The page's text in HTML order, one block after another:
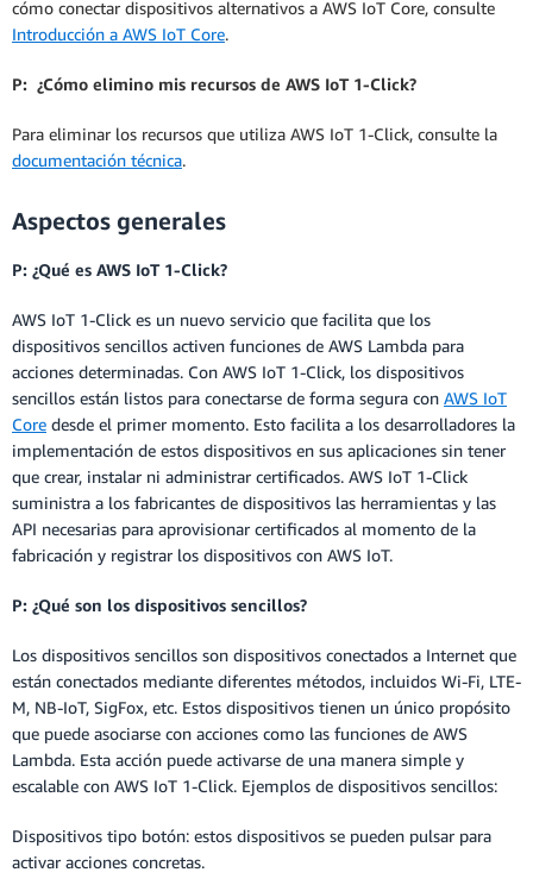
cómo conectar dispositivos alternativos a AWS IoT Core, consulte
Introducción a AWS IoT Core.
P: ¿Cómo elimino mis recursos de AWS IoT 1-Click?
Para eliminar los recursos que utiliza AWS IoT 1-Click, consulte la
documentación técnica.
Aspectos generales
P: ¿Qué es AWS IoT 1-Click?
AWS IoT 1-Click es un nuevo servicio que facilita que los
dispositivos sencillos activen funciones de AWS Lambda para
acciones determinadas. Con AWS IoT 1-Click, los dispositivos
sencillos están listos para conectarse de forma segura con AWS IoT
Core desde el primer momento. Esto facilita a los desarrolladores la
implementación de estos dispositivos en sus aplicaciones sin tener
que crear, instalar ni administrar certificados. AWS IoT 1-Click
suministra a los fabricantes de dispositivos las herramientas y las
API necesarias para aprovisionar certificados al momento de la
fabricación y registrar los dispositivos con AWS IoT.
P: ¿Qué son los dispositivos sencillos?
Los dispositivos sencillos son dispositivos conectados a Internet que
están conectados mediante diferentes métodos, incluidos Wi-Fi, LTE-
M, NB-IoT, SigFox, etc. Estos dispositivos tienen un único propósito
que puede asociarse con acciones como las funciones de AWS
Lambda. Esta acción puede activarse de una manera simple y
escalable con AWS IoT 1-Click. Ejemplos de dispositivos sencillos:
Dispositivos tipo botón: estos dispositivos se pueden pulsar para
activar acciones concretas.